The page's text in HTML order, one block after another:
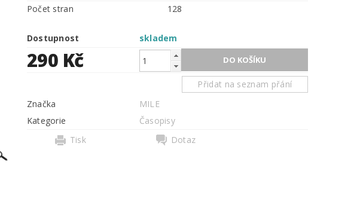
Počet stran
128
Dostupnost skladem
290 Kč
Přidat na seznam přání
Značka
MILE
Kategorie
Časopisy
Tisk
Dotaz